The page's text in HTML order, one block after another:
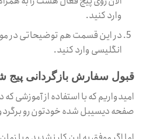
وارد کنید.
در این قسمت هم توضیحاتی در
انگلیسی وارد کنید.
قبول سفارش بازگردانی پیج
امیدواریم که با استفاده از آموزشی
صفحه دیسیبل شده خودتون رو